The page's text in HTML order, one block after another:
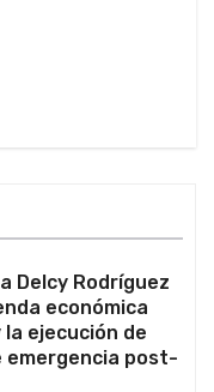
Delcy Rodríguez
económica
la ejecución de
emergencia post-